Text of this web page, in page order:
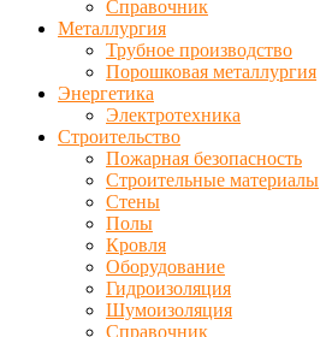
Справочник
Металлургия
Трубное производство
Порошковая металлургия
Энергетика
Электротехника
Строительство
Пожарная безопасность
Строительные материалы
Стены
Полы
Кровля
Оборудование
Гидроизоляция
Шумоизоляция
Справочник